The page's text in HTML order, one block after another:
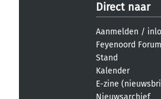
Direct naar
Aanmelden /
Feyenoord Forum
Stand
Kalender
E-zine
Nieuwsarchief